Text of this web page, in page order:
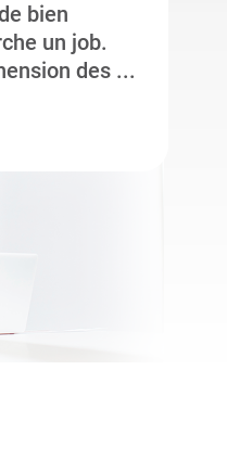
bien
un job.
des ...